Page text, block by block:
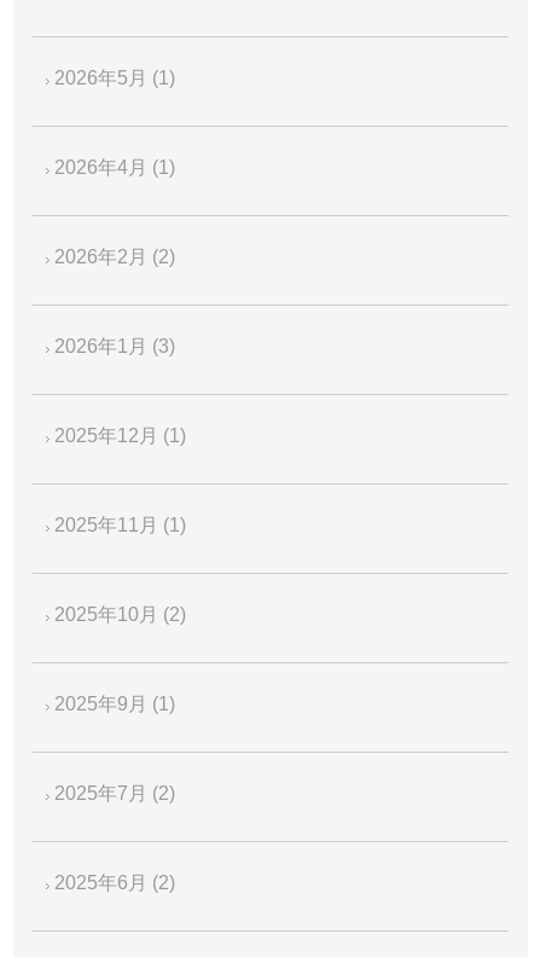
2026年5月 (1)
2026年4月 (1)
2026年2月 (2)
2026年1月 (3)
2025年12月 (1)
2025年11月 (1)
2025年10月 (2)
2025年9月 (1)
2025年7月 (2)
2025年6月 (2)